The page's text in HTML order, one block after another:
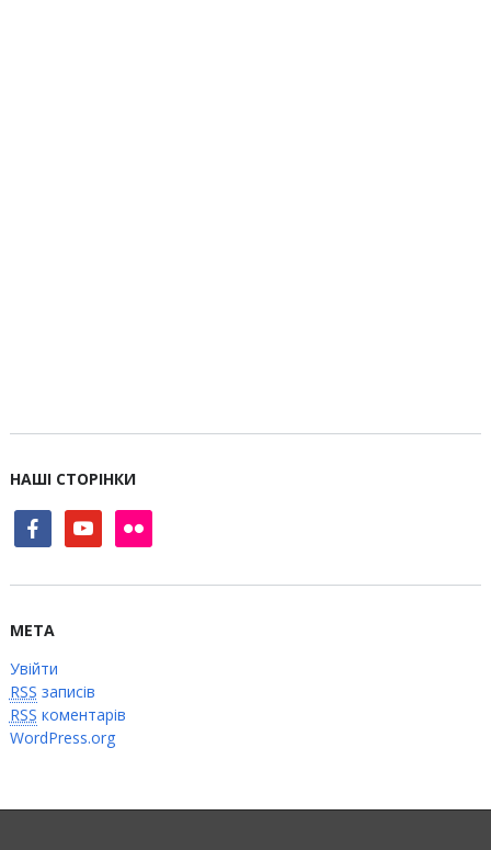
НАШІ СТОРІНКИ
facebookyoutube flickr
МЕТА
Увійти
RSS записів
RSS коментарів
WordPress.org